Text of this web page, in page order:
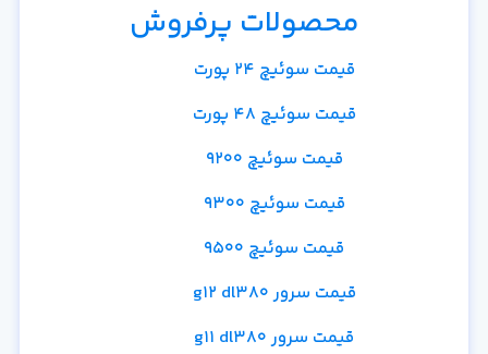
محصولات پرفروش
قیمت سوئیچ 24 پورت
قیمت سوئیچ 48 پورت
قیمت سوئیچ 9200
قیمت سوئیچ 9300
قیمت سوئیچ 9500
قیمت سرور g12 dl380
قیمت سرور g11 dl380